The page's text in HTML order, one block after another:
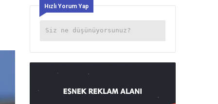
Hızlı Yorum Yap